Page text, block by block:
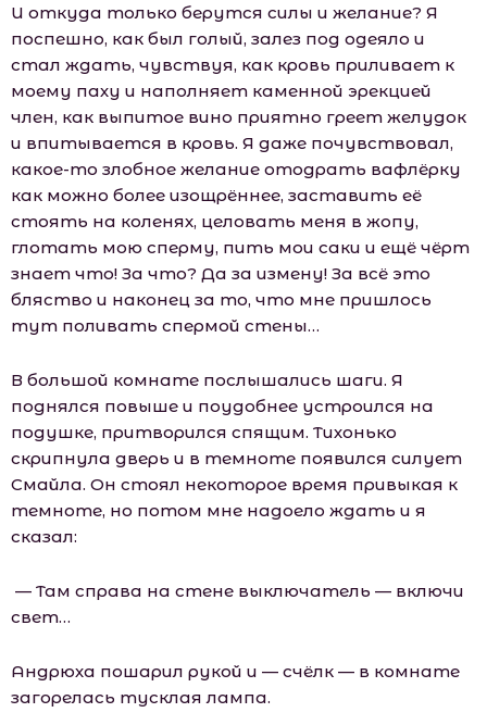
И откуда только берутся силы и желание? Я
поспешно, как был голый, залез под одеяло и
стал ждать, чувствуя, как кровь приливает к
моему паху и наполняет каменной эрекцией
член, как выпитое вино приятно греет желудок
и впитывается в кровь. Я даже почувствовал,
какое-то злобное желание отодрать вафлёрку
как можно более изощрённее, заставить её
стоять на коленях, целовать меня в жопу,
глотать мою сперму, пить мои саки и ещё чёрт
знает что! За что? Да за измену! За всё это
бляство и наконец за то, что мне пришлось
тут поливать спермой стены…
В большой комнате послышались шаги. Я
поднялся повыше и поудобнее устроился на
подушке, притворился спящим. Тихонько
скрипнула дверь и в темноте появился силует
Смайла. Он стоял некоторое время привыкая к
темноте, но потом мне надоело ждать и я
сказал:
— Там справа на стене выключатель — включи
свет…
Андрюха пошарил рукой и — счёлк — в комнате
загорелась тусклая лампа.